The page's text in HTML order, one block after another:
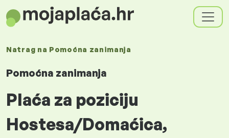
Natrag na Pomoćna zanimanja
Pomoćna zanimanja
Plaća za poziciju
Hostesa/Domaćica,